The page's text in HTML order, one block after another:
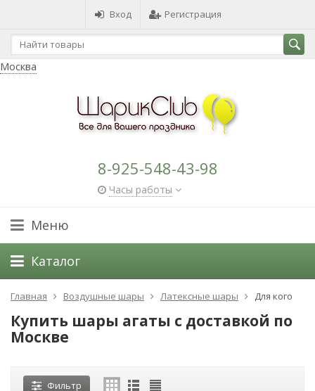
Вход Регистрация
Москва
8-925-548-43-98
Часы работы
Меню
Каталог
Главная Воздушные шары Латексные шары Для кого
Купить шары агаты с доставкой по
Москве
Фильтр